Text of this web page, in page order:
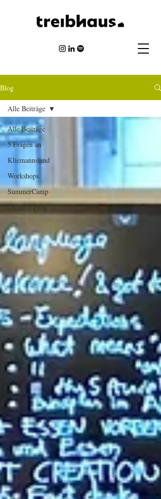
Blog
Alle Beiträge
5 Fragen an
Kliemannsland
Workshops
SummerCamp
Creative Flow
Alle Beiträge